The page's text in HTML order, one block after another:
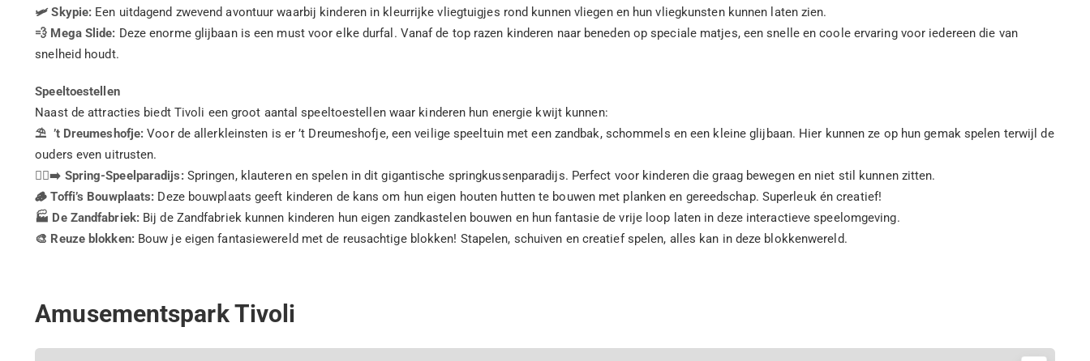
🛩️ Skypie: Een uitdagend zwevend avontuur waarbij kinderen in kleurrijke vliegtuigjes rond kunnen vliegen en hun vliegkunsten kunnen laten zien.
💨 Mega Slide: Deze enorme glijbaan is een must voor elke durfal. Vanaf de top razen kinderen naar beneden op speciale matjes, een snelle en coole ervaring voor iedereen die van
snelheid houdt.
Speeltoestellen
Naast de attracties biedt Tivoli een groot aantal speeltoestellen waar kinderen hun energie kwijt kunnen:
⛱️ ’t Dreumeshofje: Voor de allerkleinsten is er ’t Dreumeshofje, een veilige speeltuin met een zandbak, schommels en een kleine glijbaan. Hier kunnen ze op hun gemak spelen terwijl de
ouders even uitrusten.
🏃‍♀️‍➡️ Spring-Speelparadijs: Springen, klauteren en spelen in dit gigantische springkussenparadijs. Perfect voor kinderen die graag bewegen en niet stil kunnen zitten.
🪵 Toffi’s Bouwplaats: Deze bouwplaats geeft kinderen de kans om hun eigen houten hutten te bouwen met planken en gereedschap. Superleuk én creatief!
🏭 De Zandfabriek:Bij de Zandfabriek kunnen kinderen hun eigen zandkastelen bouwen en hun fantasie de vrije loop laten in deze interactieve speelomgeving.
🎨 Reuze blokken:Bouw je eigen fantasiewereld met de reusachtige blokken! Stapelen, schuiven en creatief spelen, alles kan in deze blokkenwereld.
Amusementspark Tivoli